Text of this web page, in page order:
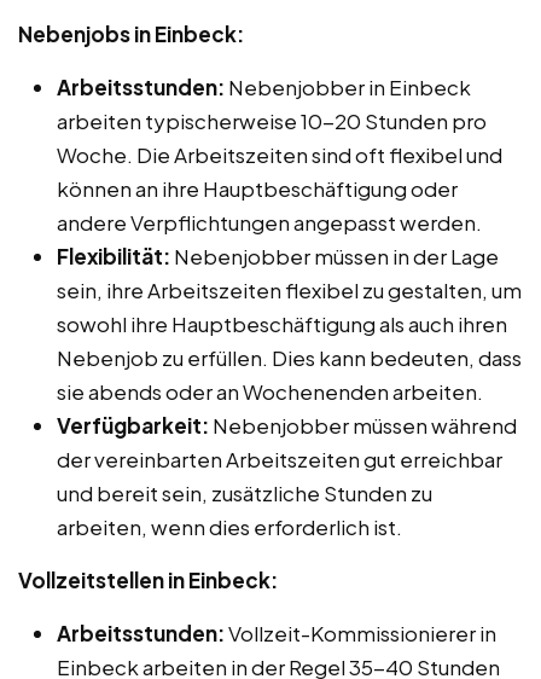
Nebenjobs in Einbeck:
Arbeitsstunden: Nebenjobber in Einbeck
arbeiten typischerweise 10-20 Stunden pro
Woche. Die Arbeitszeiten sind oft flexibel und
können an ihre Hauptbeschäftigung oder
andere Verpflichtungen angepasst werden.
Flexibilität: Nebenjobber müssen in der Lage
sein, ihre Arbeitszeiten flexibel zu gestalten, um
sowohl ihre Hauptbeschäftigung als auch ihren
Nebenjob zu erfüllen. Dies kann bedeuten, dass
sie abends oder an Wochenenden arbeiten.
Verfügbarkeit: Nebenjobber müssen während
der vereinbarten Arbeitszeiten gut erreichbar
und bereit sein, zusätzliche Stunden zu
arbeiten, wenn dies erforderlich ist.
Vollzeitstellen in Einbeck:
Arbeitsstunden:Vollzeit-Kommissionierer in
Einbeck arbeiten in der Regel 35-40 Stunden